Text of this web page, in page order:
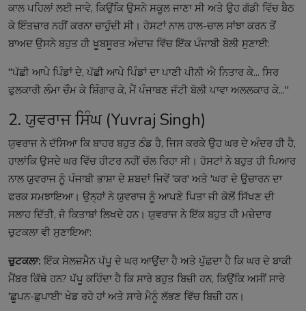
ਕਾਲ ਪਹਿਲਾਂ ਲਈ ਜਾਵੇ, ਕਿਉਂਕਿ ਉਸਨੇ ਸਕੂਲ ਜਾਣਾ ਸੀ ਅਤੇ ਉਹ ਗੱਡੀ ਵਿੱਚ ਬੈਠ
ਕੇ ਇੰਤਜ਼ਾਰ ਨਹੀਂ ਕਰਨਾ ਚਾਹੁੰਦੀ ਸੀ। ਹੋਸਟਾਂ ਨਾਲ ਹਾਲ-ਚਾਲ ਸਾਂਝਾ ਕਰਨ ਤੋਂ
ਬਾਅਦ ਉਸਨੇ ਬਹੁਤ ਹੀ ਖੂਬਸੂਰਤ ਅੰਦਾਜ਼ ਵਿੱਚ ਇੱਕ ਪੰਜਾਬੀ ਬੋਲੀ ਸੁਣਾਈ:
"ਪੱਛੀ ਆਪੇ ਪਿੰਡਾਂ ਦੇ, ਪੱਛੀ ਆਪੇ ਪਿੰਡਾਂ ਦਾ ਪਾਣੀ ਪੀਨੀ ਐ ਨਿਤਾਰ ਕੇ... ਸਿਰ
ਫੁਲਕਾਰੀ ਲੰਮਾ ਚੋੰਮ ਕੇ ਸ਼ਿੰਗਾਰ ਕੇ, ਮੈਂ ਪੰਜਾਬਣ ਜੱਟੀ ਬੋਲੀ ਪਾਵਾ ਅਲਲਕਾਰ ਕੇ..."
2. ਯੁਵਰਾਜ ਸਿੰਘ (Yuvraj Singh)
ਯੁਵਰਾਜ ਨੇ ਦੱਸਿਆ ਕਿ ਬਾਹਰ ਬਹੁਤ ਠੰਡ ਹੈ, ਜਿਸ ਕਰਕੇ ਉਹ ਘਰ ਦੇ ਅੰਦਰ ਹੀ ਹੈ,
ਹਾਲਾਂਕਿ ਉਸਦੇ ਘਰ ਵਿੱਚ ਹੀਟਰ ਨਹੀਂ ਚੱਲ ਰਿਹਾ ਸੀ। ਹੋਸਟਾਂ ਨੇ ਬਹੁਤ ਹੀ ਪਿਆਰ
ਨਾਲ ਯੁਵਰਾਜ ਨੂੰ ਪੰਜਾਬੀ ਭਾਸ਼ਾ ਦੇ ਸ਼ਬਦਾਂ ਜਿਵੇਂ 'ਕਰ' ਅਤੇ 'ਘਰ' ਦੇ ਉਚਾਰਨ ਦਾ
ਫਰਕ ਸਮਝਾਇਆ। ਉਨ੍ਹਾਂ ਨੇ ਯੁਵਰਾਜ ਨੂੰ ਆਪਣੇ ਪਿਤਾ ਜੀ ਕੋਲੋਂ ਸਿੱਖਣ ਦੀ
ਸਲਾਹ ਦਿੱਤੀ, ਜੋ ਕਿਤਾਬਾਂ ਲਿਖਦੇ ਹਨ। ਯੁਵਰਾਜ ਨੇ ਇੱਕ ਬਹੁਤ ਹੀ ਮਜ਼ੇਦਾਰ
ਚੁਟਕਲਾ ਵੀ ਸੁਣਾਇਆ:
ਚੁਟਕਲਾ: ਇੱਕ ਸੇਲਜ਼ਮੈਨ ਪੱਪੂ ਦੇ ਘਰ ਆਉਂਦਾ ਹੈ ਅਤੇ ਪੁੱਛਦਾ ਹੈ ਕਿ ਘਰ ਦੇ ਬਾਕੀ
ਮੈਂਬਰ ਕਿੱਥੇ ਹਨ? ਪੱਪੂ ਕਹਿੰਦਾ ਹੈ ਕਿ ਸਾਰੇ ਬਹੁਤ ਬਿਜ਼ੀ ਹਨ, ਕਿਉਂਕਿ ਅਸੀਂ ਸਾਰੇ
'ਛੂਪਨ-ਛੁਪਾਈ' ਖੇਡ ਰਹੇ ਹਾਂ ਅਤੇ ਸਾਰੇ ਮੈਨੂੰ ਲੱਭਣ ਵਿੱਚ ਬਿਜ਼ੀ ਹਨ।